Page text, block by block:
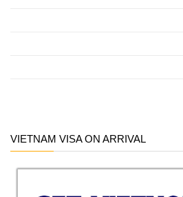
VIETNAM VISA ON ARRIVAL